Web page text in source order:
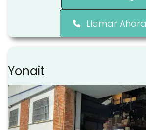
Llamar Ahora
Yonait